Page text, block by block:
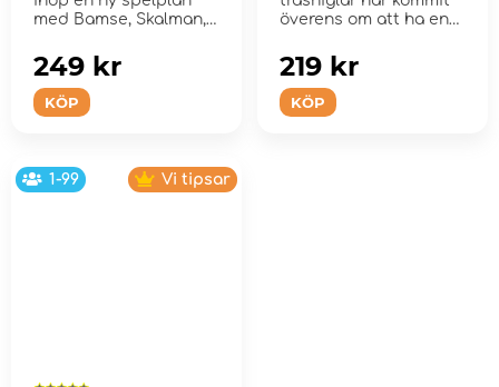
med Bamse, Skalman,
KÖP
249 kr
överens om att ha en
KÖP
219 kr
1-99 Vi tipsar